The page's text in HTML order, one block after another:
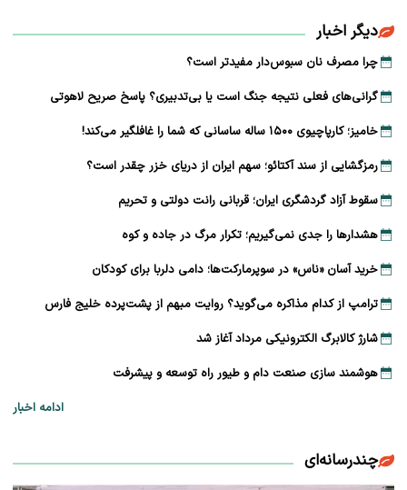
دیگر اخبار
چرا مصرف نان سبوس‌دار مفیدتر است؟
گرانی‌های فعلی نتیجه جنگ است یا بی‌تدبیری؟ پاسخ صریح لاهوتی
خامیز؛ کارپاچیوی ۱۵۰۰ ساله ساسانی که شما را غافلگیر می‌کند!
رمزگشایی از سند آکتائو؛ سهم ایران از دریای خزر چقدر است؟
سقوط آزاد گردشگری ایران؛ قربانی رانت دولتی و تحریم
هشدارها را جدی نمی‌گیریم؛ تکرار مرگ در جاده و کوه
خرید آسان «ناس» در سوپرمارکت‌ها؛ دامی دلربا برای کودکان
ترامپ از کدام مذاکره می‌گوید؟ روایت مبهم از پشت‌پرده خلیج فارس
شارژ کالابرگ الکترونیکی مرداد آغاز شد
هوشمند سازی صنعت دام و طیور راه توسعه و پیشرفت
ادامه اخبار
چندرسانه‌ای